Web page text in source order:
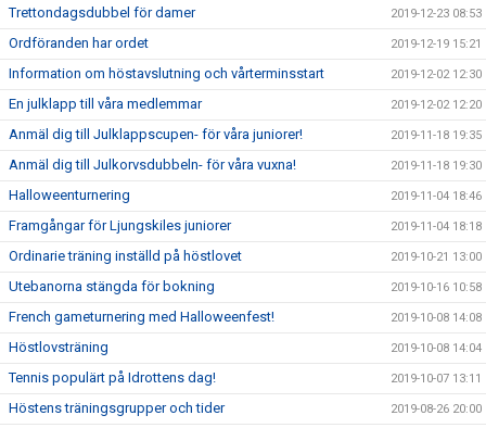
Trettondagsdubbel för damer 2019-12-23 08:53
Ordföranden har ordet 2019-12-19 15:21
Information om höstavslutning och vårterminsstart 2019-12-02 12:30
En julklapp till våra medlemmar 2019-12-02 12:20
Anmäl dig till Julklappscupen- för våra juniorer! 2019-11-18 19:35
Anmäl dig till Julkorvsdubbeln- för våra vuxna! 2019-11-18 19:30
Halloweenturnering 2019-11-04 18:46
Framgångar för Ljungskiles juniorer 2019-11-04 18:18
Ordinarie träning inställd på höstlovet 2019-10-21 13:00
Utebanorna stängda för bokning 2019-10-16 10:58
French gameturnering med Halloweenfest! 2019-10-08 14:08
Höstlovsträning 2019-10-08 14:04
Tennis populärt på Idrottens dag! 2019-10-07 13:11
Höstens träningsgrupper och tider 2019-08-26 20:00